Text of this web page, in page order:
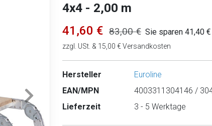
4x4 - 2,00 m
41,60 € 83,00 € Sie sparen 41,40
zzgl. USt. & 15,00 € Versandkosten
Hersteller
Euroline
EAN/MPN
4003311304146 /
Lieferzeit
3 - 5 Werktage